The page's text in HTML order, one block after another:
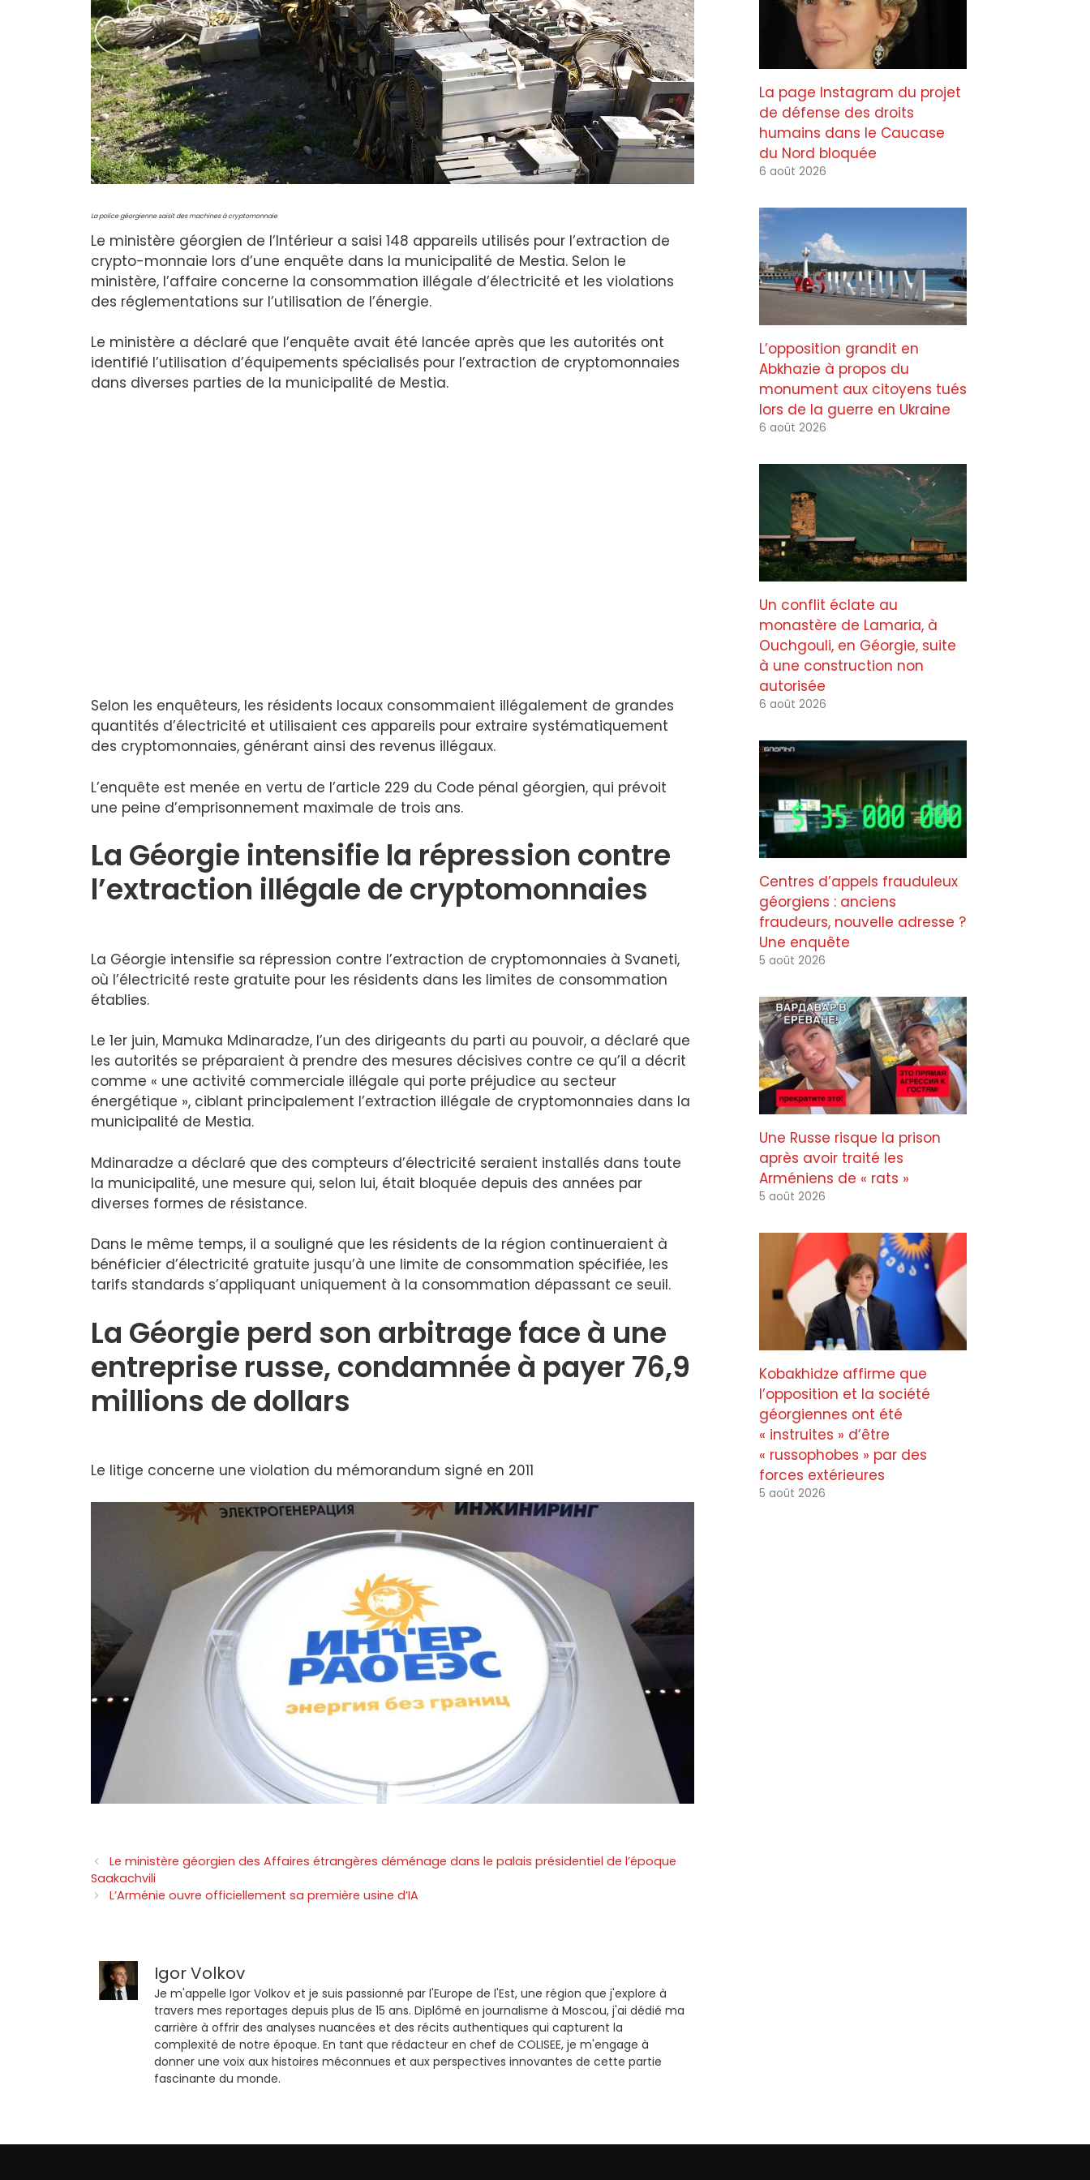
La police géorgienne saisit des machines à cryptomonnaie
Le ministère géorgien de l’Intérieur a saisi 148 appareils utilisés pour l’extraction de
crypto-monnaie lors d’une enquête dans la municipalité de Mestia. Selon le
ministère, l’affaire concerne la consommation illégale d’électricité et les violations
des réglementations sur l’utilisation de l’énergie.
Le ministère a déclaré que l’enquête avait été lancée après que les autorités ont
identifié l’utilisation d’équipements spécialisés pour l’extraction de cryptomonnaies
dans diverses parties de la municipalité de Mestia.
Selon les enquêteurs, les résidents locaux consommaient illégalement de grandes
quantités d’électricité et utilisaient ces appareils pour extraire systématiquement
des cryptomonnaies, générant ainsi des revenus illégaux.
L’enquête est menée en vertu de l’article 229 du Code pénal géorgien, qui prévoit
une peine d’emprisonnement maximale de trois ans.
La Géorgie intensifie la répression contre
l’extraction illégale de cryptomonnaies
La Géorgie intensifie sa répression contre l’extraction de cryptomonnaies à Svaneti,
où l’électricité reste gratuite pour les résidents dans les limites de consommation
établies.
Le 1er juin, Mamuka Mdinaradze, l’un des dirigeants du parti au pouvoir, a déclaré que
les autorités se préparaient à prendre des mesures décisives contre ce qu’il a décrit
comme « une activité commerciale illégale qui porte préjudice au secteur
énergétique », ciblant principalement l’extraction illégale de cryptomonnaies dans la
municipalité de Mestia.
Mdinaradze a déclaré que des compteurs d’électricité seraient installés dans toute
la municipalité, une mesure qui, selon lui, était bloquée depuis des années par
diverses formes de résistance.
Dans le même temps, il a souligné que les résidents de la région continueraient à
bénéficier d’électricité gratuite jusqu’à une limite de consommation spécifiée, les
tarifs standards s’appliquant uniquement à la consommation dépassant ce seuil.
La Géorgie perd son arbitrage face à une
entreprise russe, condamnée à payer 76,9
millions de dollars
Le litige concerne une violation du mémorandum signé en 2011
Le ministère géorgien des Affaires étrangères déménage dans le palais présidentiel de l’époque
Saakachvili
L’Arménie ouvre officiellement sa première usine d’IA
Igor Volkov
Je m'appelle Igor Volkov et je suis passionné par l'Europe de l'Est, une région que j'explore à
travers mes reportages depuis plus de 15 ans. Diplômé en journalisme à Moscou, j'ai dédié ma
carrière à offrir des analyses nuancées et des récits authentiques qui capturent la
complexité de notre époque. En tant que rédacteur en chef de COLISEE, je m'engage à
donner une voix aux histoires méconnues et aux perspectives innovantes de cette partie
fascinante du monde.
La page Instagram du projet
de défense des droits
humains dans le Caucase
du Nord bloquée
6 août 2026
L’opposition grandit en
Abkhazie à propos du
monument aux citoyens tués
lors de la guerre en Ukraine
6 août 2026
Un conflit éclate au
monastère de Lamaria, à
Ouchgouli, en Géorgie, suite
à une construction non
autorisée
6 août 2026
Centres d’appels frauduleux
géorgiens : anciens
fraudeurs, nouvelle adresse ?
Une enquête
5 août 2026
Une Russe risque la prison
après avoir traité les
Arméniens de « rats »
5 août 2026
Kobakhidze affirme que
l’opposition et la société
géorgiennes ont été
« instruites » d’être
« russophobes » par des
forces extérieures
5 août 2026